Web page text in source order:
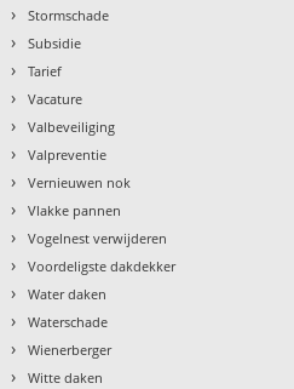
› Stormschade
› Subsidie
› Tarief
› Vacature
› Valbeveiliging
› Valpreventie
› Vernieuwen nok
› Vlakke pannen
› Vogelnest verwijderen
› Voordeligste dakdekker
› Water daken
› Waterschade
› Wienerberger
› Witte daken